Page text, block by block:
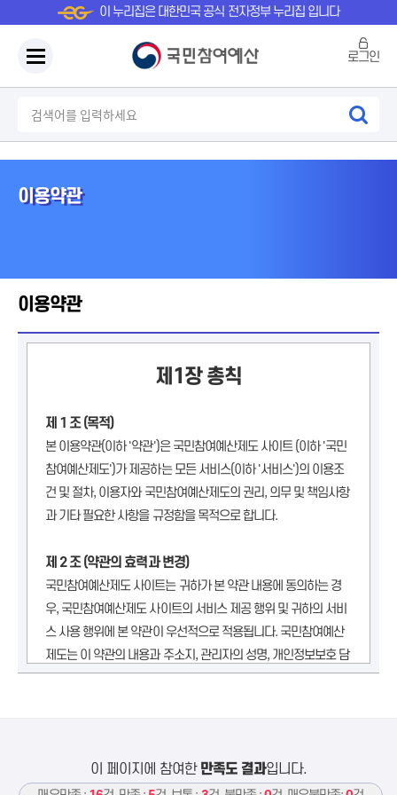
이 누리집은 대한민국 공식 전자정부 누리집 입니다
로그인
이용약관
이용약관
제1장 총칙
제 1 조 (목적)
본 이용약관(이하 '약관')은 국민참여예산제도 사이트 (이하 '국민
참여예산제도')가 제공하는 모든 서비스(이하 '서비스')의 이용조
건 및 절차, 이용자와 국민참여예산제도의 권리, 의무 및 책임사항
과 기타 필요한 사항을 규정함을 목적으로 합니다.
제 2 조 (약관의 효력과 변경)
국민참여예산제도 사이트는 귀하가 본 약관 내용에 동의하는 경
우, 국민참여예산제도 사이트의 서비스 제공 행위 및 귀하의 서비
스 사용 행위에 본 약관이 우선적으로 적용됩니다. 국민참여예산
제도는 이 약관의 내용과 주소지, 관리자의 성명, 개인정보보호 담
당자의 성명, 연락처(전화, 팩스, 전자우편 주소 등) 등을 이용자가
유를 명시하여 현행약관과 함께 국민참여예산제도의 초기화면에
이 페이지에 참여한 만족도 결과입니다.